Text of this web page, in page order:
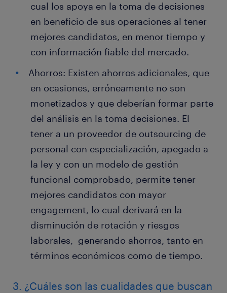
cual los apoya en la toma de decisiones
en beneficio de sus operaciones al tener
mejores candidatos, en menor tiempo y
con información fiable del mercado.
Ahorros: Existen ahorros adicionales, que
en ocasiones, erróneamente no son
monetizados y que deberían formar parte
del análisis en la toma decisiones. El
tener a un proveedor de outsourcing de
personal con especialización, apegado a
la ley y con un modelo de gestión
funcional comprobado, permite tener
mejores candidatos con mayor
engagement, lo cual derivará en la
disminución de rotación y riesgos
laborales, generando ahorros, tanto en
términos económicos como de tiempo.
3. ¿Cuáles son las cualidades que buscan